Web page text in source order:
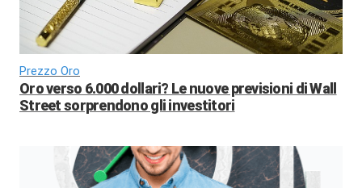
Prezzo Oro
Oro verso 6.000 dollari? Le nuove previsioni di Wall
Street sorprendono gli investitori